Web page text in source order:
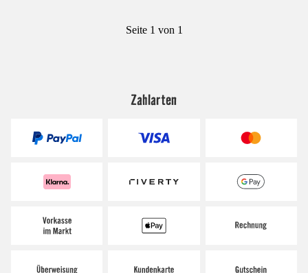
Seite 1 von 1
Zahlarten